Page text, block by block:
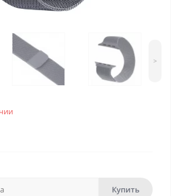
>
Купить